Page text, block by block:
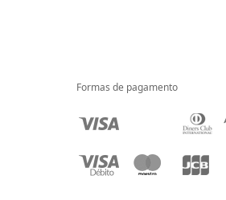
Formas de pagamento